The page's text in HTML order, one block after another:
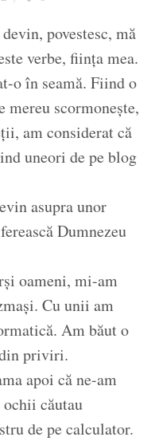
povestesc, mă
verbe, ființa mea.
o în seamă. Fiind o
mereu scormonește,
am considerat că
uneori de pe blog
asupra unor
Dumnezeu
oameni, mi-am
Cu unii am
Am băut o
din priviri.
apoi că ne-am
căutau
de pe calculator.